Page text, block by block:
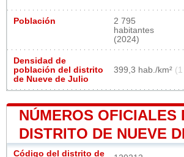
Población
2 795
habitantes
(2024)
Densidad de
población del distrito
de Nueve de Julio
399,3 hab./km²
NÚMEROS OFICIALES
DISTRITO DE NUEVE
Código del distrito de